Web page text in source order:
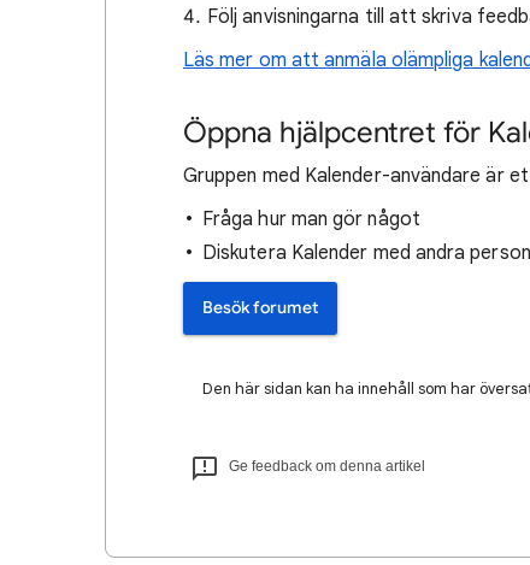
Följ anvisningarna till att skriva
Läs mer om att anmäla olämpliga
Öppna hjälpcentret för
Gruppen med Kalender-användare är
Fråga hur man gör något
Diskutera Kalender med andra
Besök forumet
Den här sidan kan ha innehåll som har
Ge feedback om denna artikel